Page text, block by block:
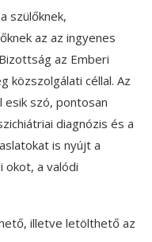
szülőknek,
az az ingyenes
az Emberi
közszolgálati céllal. Az
esik szó, pontosan
diagnózis és a
is nyújt a
okot, a valódi
illetve letölthető az